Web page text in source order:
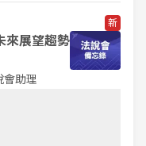
新
來展望趨勢
會助理